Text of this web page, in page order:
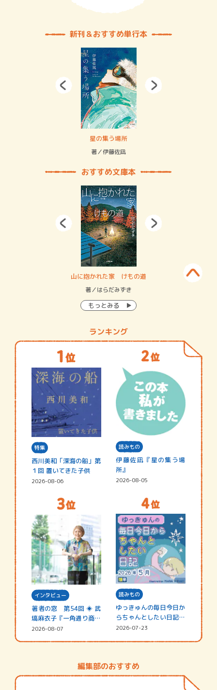
新刊＆おすすめ単行本
星の集う場所
著／伊藤佐凪
おすすめ文庫本
山に抱かれた家 けもの道
著／はらだみずき
もっとみる
ランキング
特集
西川美和「深海の船」第
１回 置いてきた子供
2026-08-06
読みもの
伊藤佐凪『星の集う場
所』
2026-08-05
インタビュー
著者の窓 第54回 ◈ 武
塙麻衣子『一角通り商店
街の…
2026-08-07
読みもの
ゆっきゅんの毎日今日か
らちゃんとしたい日記
☆202…
2026-07-23
編集部のおすすめ